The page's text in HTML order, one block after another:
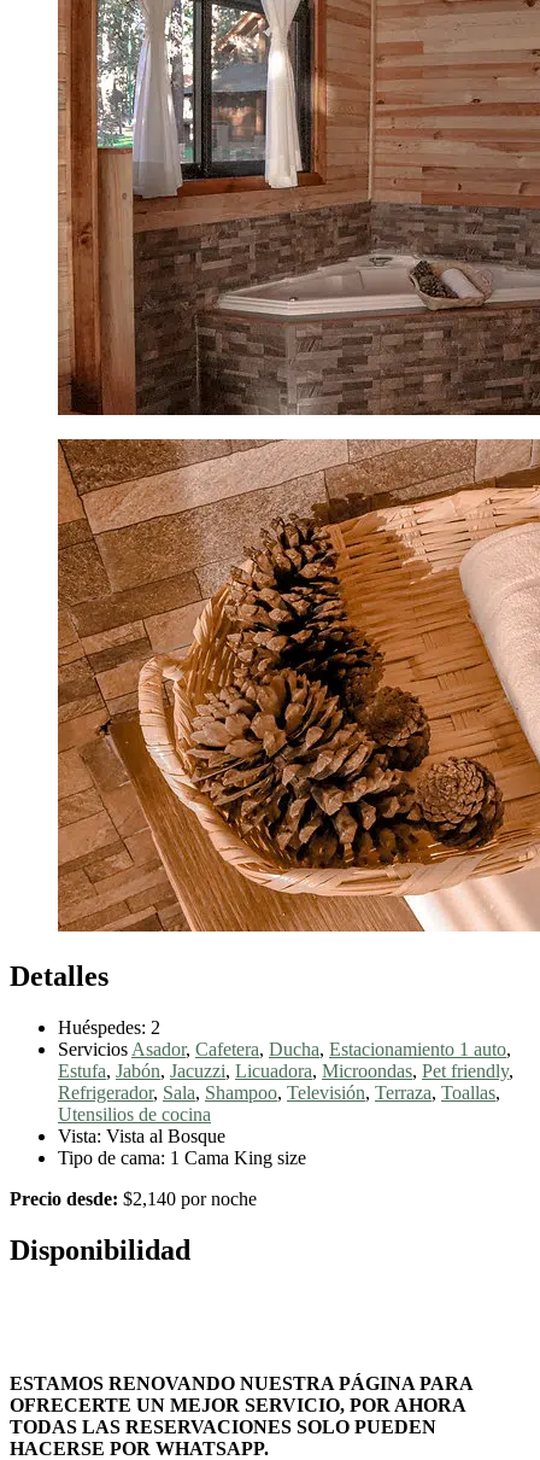
Detalles
Huéspedes: 2
Servicios Asador, Cafetera, Ducha, Estacionamiento 1 auto,
Estufa, Jabón, Jacuzzi, Licuadora, Microondas, Pet friendly,
Refrigerador, Sala, Shampoo, Televisión, Terraza, Toallas,
Utensilios de cocina
Vista: Vista al Bosque
Tipo de cama: 1 Cama King size
Precio desde: $2,140 por noche
Disponibilidad
ESTAMOS RENOVANDO NUESTRA PÁGINA PARA
OFRECERTE UN MEJOR SERVICIO, POR AHORA
TODAS LAS RESERVACIONES SOLO PUEDEN
HACERSE POR WHATSAPP.